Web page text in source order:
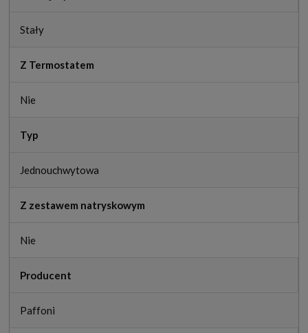
Stały
Z Termostatem
Nie
Typ
Jednouchwytowa
Z zestawem natryskowym
Nie
Producent
Paffoni